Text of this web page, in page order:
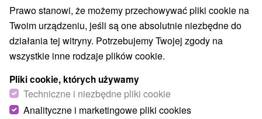
Prawo stanowi, że możemy przechowywać pliki cookie na
Twoim urządzeniu, jeśli są one absolutnie niezbędne do
działania tej witryny. Potrzebujemy Twojej zgody na
wszystkie inne rodzaje plików cookie.
Pliki cookie, których używamy
Techniczne i niezbędne pliki cookie
Analityczne i marketingowe pliki cookies